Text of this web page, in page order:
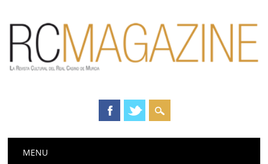
Menú principal
MENU